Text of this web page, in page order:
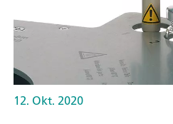
12. Okt. 2020